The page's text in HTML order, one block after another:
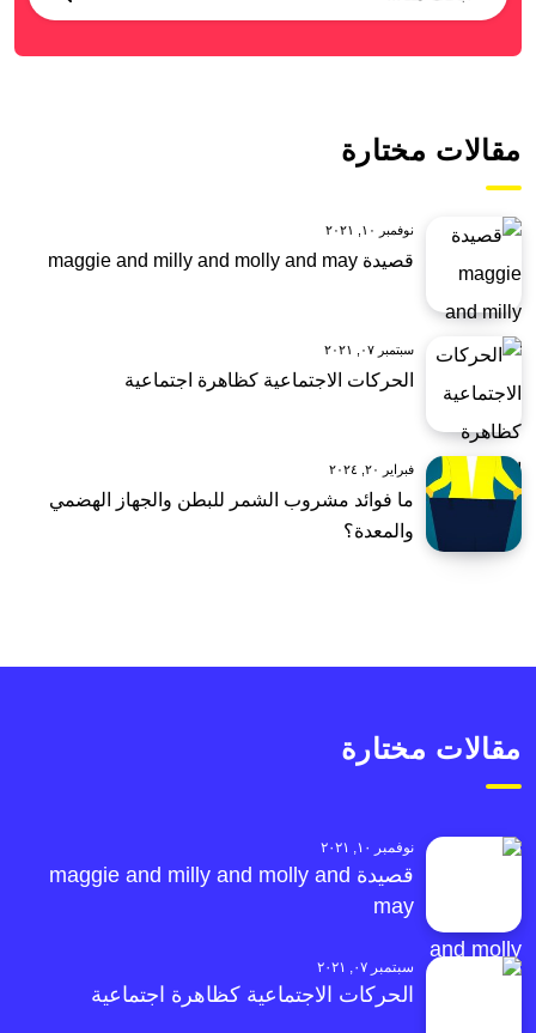
مقالات مختارة
نوفمبر ١٠, ٢٠٢١
قصيدة maggie and milly and molly and may
سبتمبر ٠٧, ٢٠٢١
الحركات الاجتماعية كظاهرة اجتماعية
فبراير ٢٠, ٢٠٢٤
ما فوائد مشروب الشمر للبطن والجهاز الهضمي
والمعدة؟
مقالات مختارة
نوفمبر ١٠, ٢٠٢١
قصيدة maggie and milly and molly and
may
سبتمبر ٠٧, ٢٠٢١
الحركات الاجتماعية كظاهرة اجتماعية